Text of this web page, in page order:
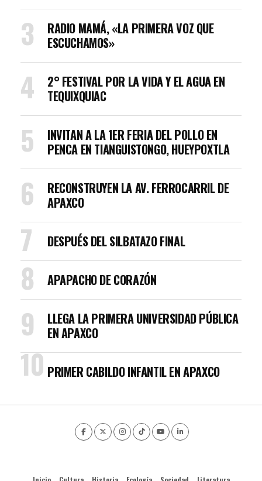
RADIO MAMÁ, «LA PRIMERA VOZ QUE
ESCUCHAMOS»
2° FESTIVAL POR LA VIDA Y EL AGUA EN
TEQUIXQUIAC
INVITAN A LA 1ER FERIA DEL POLLO EN
PENCA EN TIANGUISTONGO, HUEYPOXTLA
RECONSTRUYEN LA AV. FERROCARRIL DE
APAXCO
DESPUÉS DEL SILBATAZO FINAL
APAPACHO DE CORAZÓN
LLEGA LA PRIMERA UNIVERSIDAD PÚBLICA
EN APAXCO
PRIMER CABILDO INFANTIL EN APAXCO